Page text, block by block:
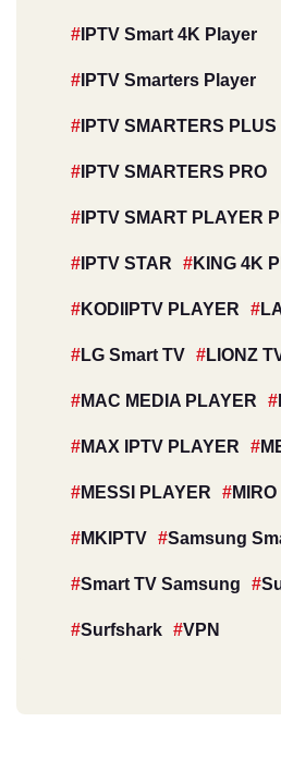
IPTV Smart 4K Player
IPTV Smarters Player
IPTV SMARTERS PLUS
IPTV SMARTERS PRO
IPTV SMART PLAYER
IPTV STAR KING 4K
KODIIPTV PLAYER
LG Smart TV LIONZ
MAC MEDIA PLAYER
MAX IPTV PLAYER
MESSI PLAYER
MKIPTV Samsung
Smart TV Samsung
Surfshark VPN